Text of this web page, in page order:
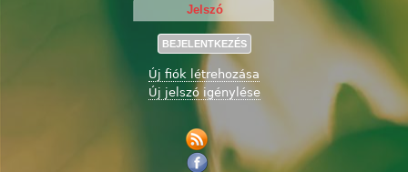
Új fiók létrehozása
Új jelszó igénylése